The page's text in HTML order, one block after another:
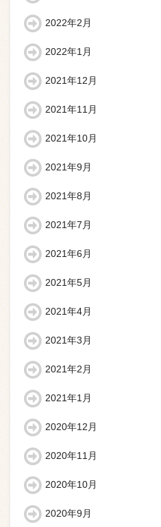
2022年2月
2022年1月
2021年12月
2021年11月
2021年10月
2021年9月
2021年8月
2021年7月
2021年6月
2021年5月
2021年4月
2021年3月
2021年2月
2021年1月
2020年12月
2020年11月
2020年10月
2020年9月